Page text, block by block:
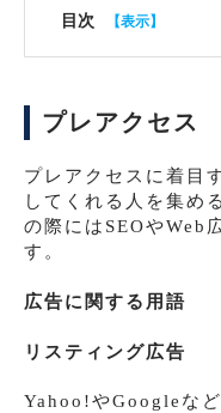
目次
プレアクセス
プレアクセスに着目
してくれる人を集め
の際にはSEOやWeb
す。
広告に関する用語
リスティング広告
Yahoo!やGoogleな